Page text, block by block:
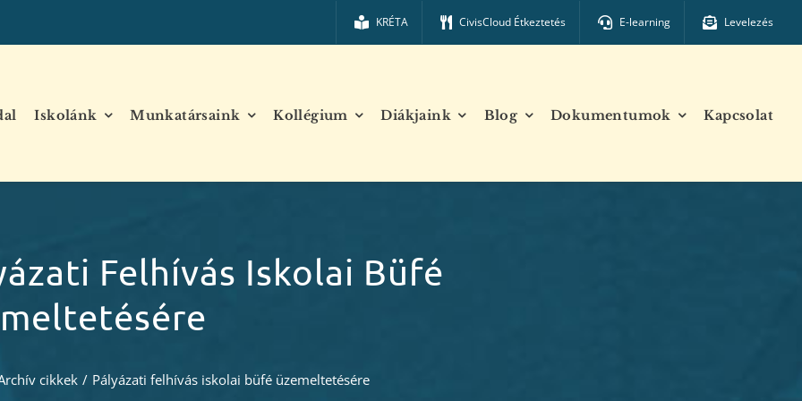
KRÉTA CivisCloud Étkeztetés E-learning Levelezés
Iskolánk Munkatársaink Kollégium Diákjaink Blog Dokumentumok Kapcsolat
Felhívás Iskolai Büfé
cikkek / Pályázati felhívás iskolai büfé üzemeltetésére